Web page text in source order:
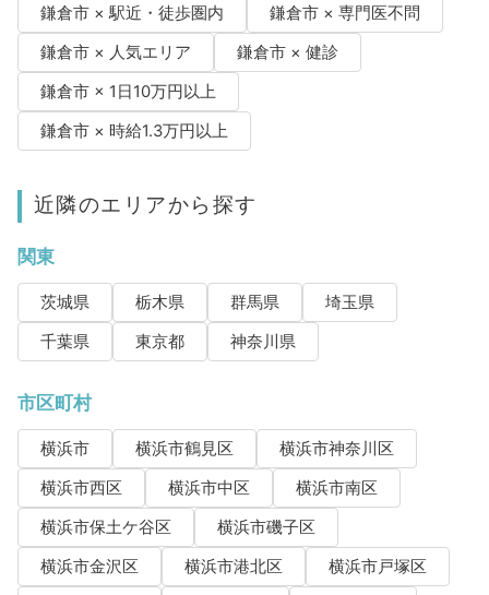
鎌倉市 × 駅近・徒歩圏内
鎌倉市 × 専門医不問
鎌倉市 × 人気エリア
鎌倉市 × 健診
鎌倉市 × 1日10万円以上
鎌倉市 × 時給1.3万円以上
近隣のエリアから探す
関東
茨城県 栃木県 群馬県
埼玉県
千葉県
東京都 神奈川県
市区町村
横浜市 横浜市鶴見区
横浜市神奈川区
横浜市西区
横浜市中区
横浜市南区
横浜市保土ケ谷区
横浜市磯子区
横浜市金沢区
横浜市港北区
横浜市戸塚区